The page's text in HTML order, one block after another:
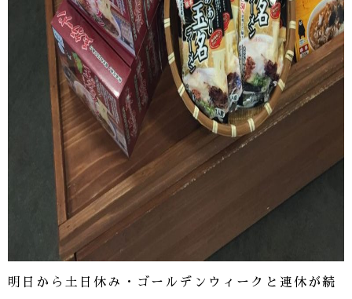
明日から土日休み・ゴールデンウィークと連休が続